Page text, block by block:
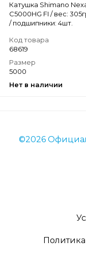
Катушка Shimano
С5000HG FI / вес:
/ подшипники: 4шт.
Код товара
68619
Размер
5000
Нет в наличии
©2026